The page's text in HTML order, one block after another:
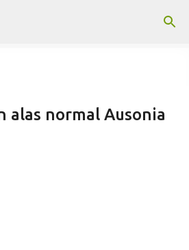
principal
Hydra Deliplus
(nuevo)
alas normal Ausonia